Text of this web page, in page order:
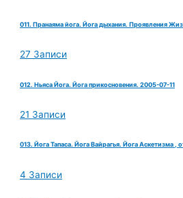
011. Пранаяма йога. Йога дыхания. Проявления
27 Записи
012. Ньяса Йога. Йога прикосновения. 2005-07-11
21 Записи
013. Йога Тапаса. Йога Вайрагья. Йога Аскетизма ,
4 Записи